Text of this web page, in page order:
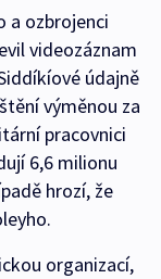
a ozbrojenci
videozáznam
údajně
výměnou za
pracovnici
6,6 milionu
hrozí, že
organizací,